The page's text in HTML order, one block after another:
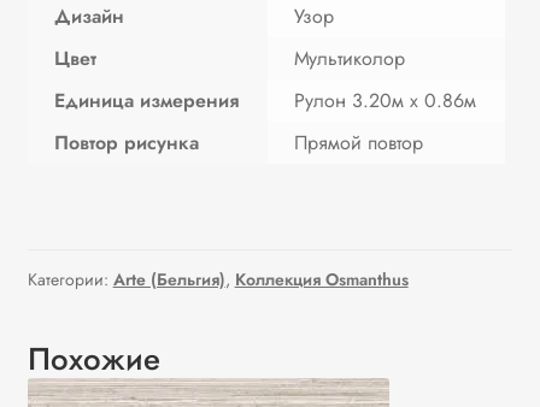
Категории: Arte (Бельгия), Коллекция Osmanthus
Дизайн
Узор
Цвет
Мультиколор
Единица измерения
Рулон 3.20м х 0.86м
Повтор рисунка
Прямой повтор
Похожие